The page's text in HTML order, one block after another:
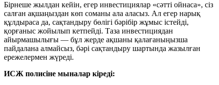
Бірнеше жылдан кейін, егер инвестициялар «сәтті ойнаса», сіз
салған ақшаңыздан көп соманы ала аласыз. Ал егер нарық
құлдыраса да, сақтандыру бөлігі бәрібір жұмыс істейді,
қорғаныс жойылып кетпейді. Таза инвестициядан
айырмашылығы — бұл жерде ақшаны қалағаныңызша
пайдалана алмайсыз, бәрі сақтандыру шартында жазылған
ережелермен жүреді.
ИСЖ полисіне мыналар кіреді: